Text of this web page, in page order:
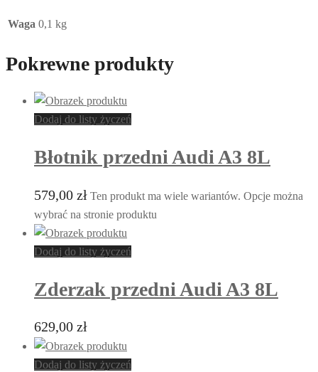
Waga 0,1 kg
Pokrewne produkty
Dodaj do listy życzeń
Błotnik przedni Audi A3 8L
579,00 zł Ten produkt ma wiele wariantów. Opcje można
wybrać na stronie produktu
Dodaj do listy życzeń
Zderzak przedni Audi A3 8L
629,00 zł
Dodaj do listy życzeń